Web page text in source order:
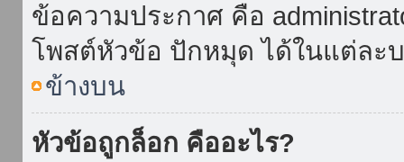
ข้อความประกาศ คือ
โพสต์หัวข้อ ปักหมุด ได้ในแต่ละ
ข้างบน
หัวข้อถูกล็อก คืออะไร?